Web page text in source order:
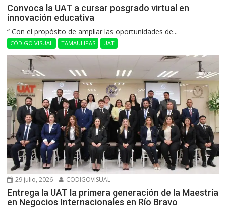
Convoca la UAT a cursar posgrado virtual en
innovación educativa
“ Con el propósito de ampliar las oportunidades de...
CÓDIGO VISUAL TAMAULIPAS UAT
29 julio, 2026 CODIGOVISUAL
Entrega la UAT la primera generación de la Maestría
en Negocios Internacionales en Río Bravo